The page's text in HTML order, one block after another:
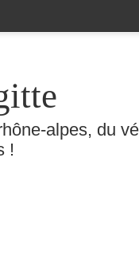
alpes, du
!